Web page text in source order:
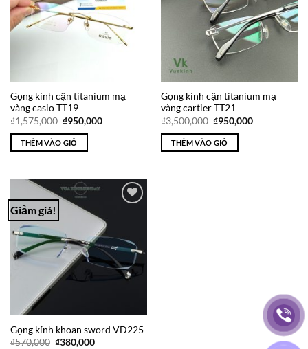
Gọng kính cận titanium mạ
vàng casio TT19
₫1,575,000 Giá
là:
₫1,575,000.
₫950,000Giá
THÊM VÀO GIỎ
Gọng kính cận titanium mạ
vàng cartier TT21
₫3,500,000 Giá
là:
₫3,500,000.
₫950,000Giá
THÊM VÀO GIỎ
Giảm giá!
Gọng kính khoan sword VD225
₫570,000 Giá
₫380,000Giá